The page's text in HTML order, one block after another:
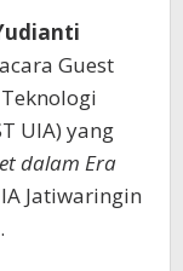
Guest
UIA) yang
dalam Era
Jatiwaringin